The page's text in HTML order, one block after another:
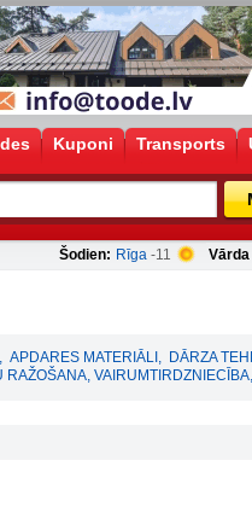
Kuponi Transports
Šodien: Rīga -11
, APDARES MATERIĀLI , DĀRZA
RAŽOŠANA, VAIRUMTIRDZNIECĪBA,